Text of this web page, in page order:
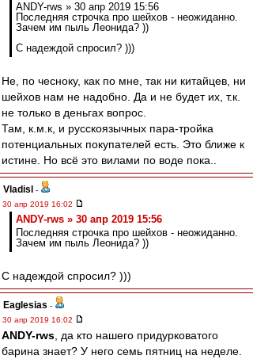
ANDY-rws » 30 апр 2019 15:56
Последняя строчка про шейхов - неожиданно.
Зачем им пыль Леонида? ))
С надеждой спросил? )))
Не, по чесноку, как по мне, так ни китайцев, ни
шейхов нам не надобно. Да и не будет их, т.к.
не только в деньгах вопрос.
Там, к.м.к, и русскоязычных пара-тройка
потенциальных покупателей есть. Это ближе к
истине. Но всё это вилами по воде пока..
Vladisl
-
30 апр 2019 16:02
ANDY-rws » 30 апр 2019 15:56
Последняя строчка про шейхов - неожиданно.
Зачем им пыль Леонида? ))
С надеждой спросил? )))
Eaglesias -
30 апр 2019 16:02
ANDY-rws , да кто нашего придурковатого
барина знает? У него семь пятниц на неделе.